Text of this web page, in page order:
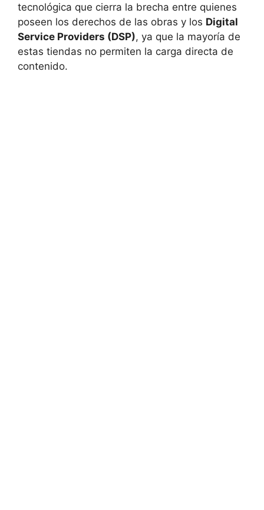
tecnológica que cierra la brecha entre quienes
poseen los derechos de las obras y los Digital
Service Providers (DSP), ya que la mayoría de
estas tiendas no permiten la carga directa de
contenido.